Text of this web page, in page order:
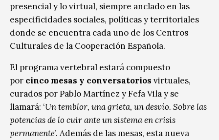
presencial y lo virtual, siempre anclado en las
especificidades sociales, políticas y territoriales
donde se encuentra cada uno de los Centros
Culturales de la Cooperación Española.
El programa vertebral estará compuesto
por cinco mesas y conversatorios virtuales,
curados por Pablo Martínez y Fefa Vila y se
llamará: ‘Un temblor, una grieta, un desvío. Sobre las
potencias de lo cuir ante un sistema en crisis
permanente’. Además de las mesas, esta nueva